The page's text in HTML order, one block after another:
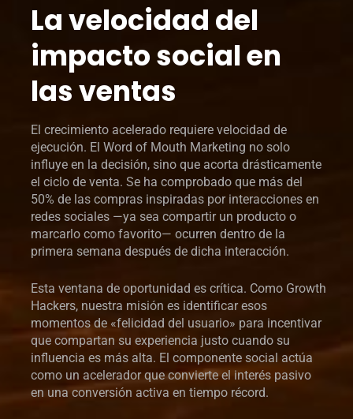
La velocidad del
impacto social en
las ventas
El crecimiento acelerado requiere velocidad de
ejecución. El Word of Mouth Marketing no solo
influye en la decisión, sino que acorta drásticamente
el ciclo de venta. Se ha comprobado que más del
50% de las compras inspiradas por interacciones en
redes sociales —ya sea compartir un producto o
marcarlo como favorito— ocurren dentro de la
primera semana después de dicha interacción.
Esta ventana de oportunidad es crítica. Como Growth
Hackers, nuestra misión es identificar esos
momentos de «felicidad del usuario» para incentivar
que compartan su experiencia justo cuando su
influencia es más alta. El componente social actúa
como un acelerador que convierte el interés pasivo
en una conversión activa en tiempo récord.